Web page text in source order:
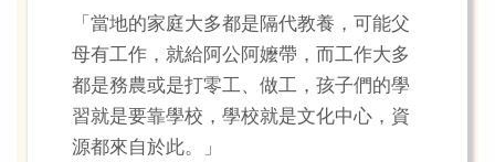
「當地的家庭大多都是隔代教養，可能父
母有工作，就給阿公阿嬤帶，而工作大多
都是務農或是打零工、做工，孩子們的學
習就是要靠學校，學校就是文化中心，資
源都來自於此。」